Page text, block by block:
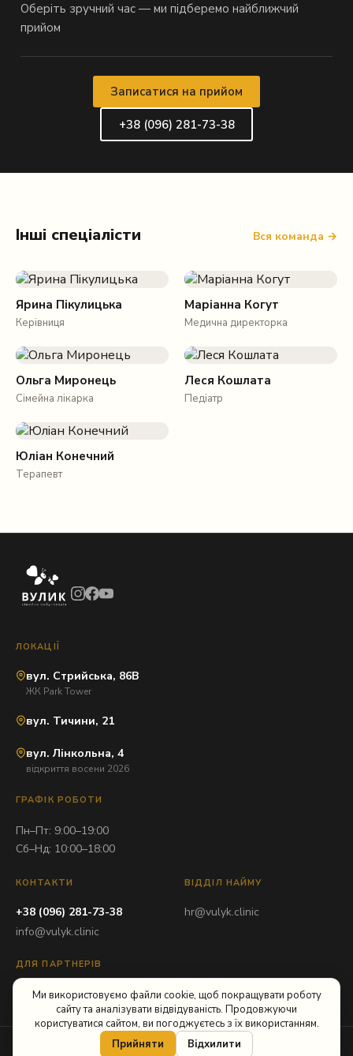
Оберіть зручний час — ми підберемо найближчий
прийом
Записатися на прийом
+38 (096) 281-73-38
Інші спеціалісти Вся команда →
Ярина Пікулицька
Керівниця
Маріанна Когут
Медична директорка
Ольга Миронець
Сімейна лікарка
Леся Кошлата
Педіатр
Юліан Конечний
Терапевт
ЛОКАЦІЇ
вул. Стрийська, 86В
ЖК Park Tower
вул. Тичини, 21
вул. Лінкольна, 4
відкриття восени 2026
ГРАФІК РОБОТИ
Пн–Пт: 9:00–19:00
Сб–Нд: 10:00–18:00
КОНТАКТИ
+38 (096) 281-73-38
info@vulyk.clinic
ВІДДІЛ НАЙМУ
hr@vulyk.clinic
ДЛЯ ПАРТНЕРІВ
partner@vulyk.clinic
© 2026 ТОВ «Вулик-Львів». Всі права захищені.
Ми використовуємо файли cookie, щоб покращувати роботу
сайту та аналізувати відвідуваність. Продовжуючи
користуватися сайтом, ви погоджуєтесь з їх використанням.
Прийняти
Відхилити